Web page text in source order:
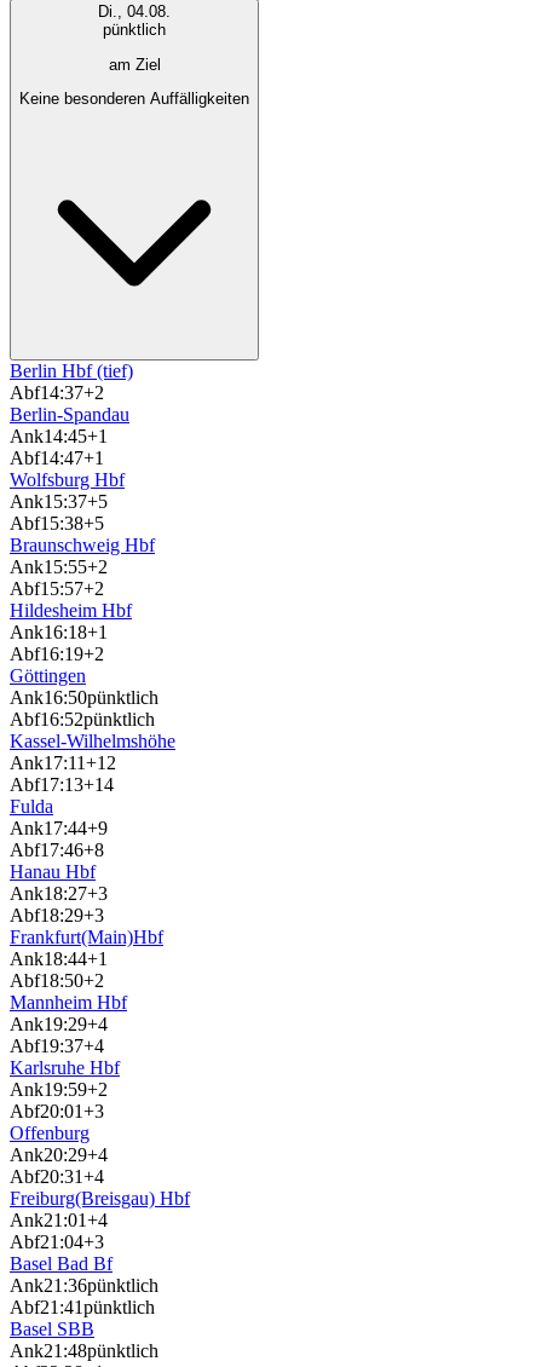
Di., 04.08.
pünktlich
am Ziel
Keine besonderen Auffälligkeiten
Berlin Hbf (tief)
Abf14:37+2
Berlin-Spandau
Ank14:45+1
Abf14:47+1
Wolfsburg Hbf
Ank15:37+5
Abf15:38+5
Braunschweig Hbf
Ank15:55+2
Abf15:57+2
Hildesheim Hbf
Ank16:18+1
Abf16:19+2
Göttingen
Ank16:50pünktlich
Abf16:52pünktlich
Kassel-Wilhelmshöhe
Ank17:11+12
Abf17:13+14
Fulda
Ank17:44+9
Abf17:46+8
Hanau Hbf
Ank18:27+3
Abf18:29+3
Frankfurt(Main)Hbf
Ank18:44+1
Abf18:50+2
Mannheim Hbf
Ank19:29+4
Abf19:37+4
Karlsruhe Hbf
Ank19:59+2
Abf20:01+3
Offenburg
Ank20:29+4
Abf20:31+4
Freiburg(Breisgau) Hbf
Ank21:01+4
Abf21:04+3
Basel Bad Bf
Ank21:36pünktlich
Abf21:41pünktlich
Basel SBB
Ank21:48pünktlich